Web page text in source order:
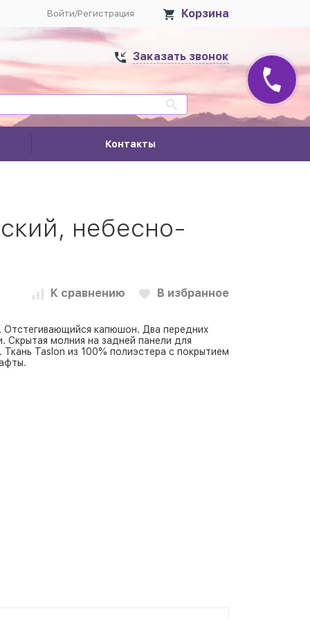
Войти/Регистрация Корзина
Заказать звонок
Контакты
небесно-
К сравнению В избранное
капюшон. Два передних
Скрытая молния на задней панели для
Taslon из 100% полиэстера с покрытием